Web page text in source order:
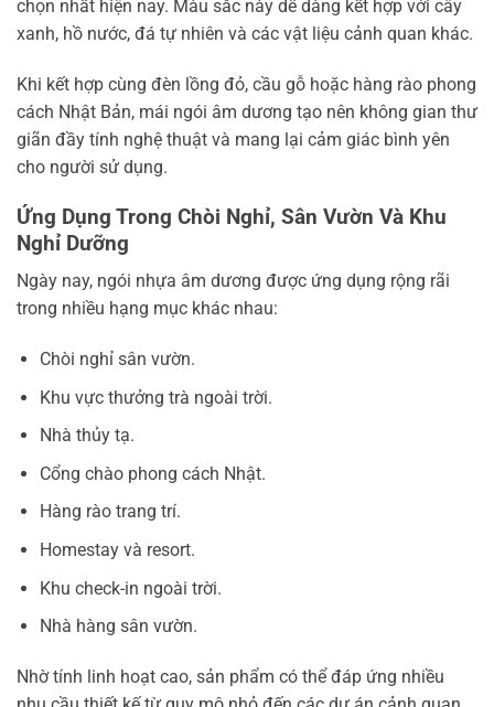
chọn nhất hiện nay. Màu sắc này dễ dàng kết hợp với cây
xanh, hồ nước, đá tự nhiên và các vật liệu cảnh quan khác.
Khi kết hợp cùng đèn lồng đỏ, cầu gỗ hoặc hàng rào phong
cách Nhật Bản, mái ngói âm dương tạo nên không gian thư
giãn đầy tính nghệ thuật và mang lại cảm giác bình yên
cho người sử dụng.
Ứng Dụng Trong Chòi Nghỉ, Sân Vườn Và Khu
Nghỉ Dưỡng
Ngày nay, ngói nhựa âm dương được ứng dụng rộng rãi
trong nhiều hạng mục khác nhau:
Chòi nghỉ sân vườn.
Khu vực thưởng trà ngoài trời.
Nhà thủy tạ.
Cổng chào phong cách Nhật.
Hàng rào trang trí.
Homestay và resort.
Khu check-in ngoài trời.
Nhà hàng sân vườn.
Nhờ tính linh hoạt cao, sản phẩm có thể đáp ứng nhiều